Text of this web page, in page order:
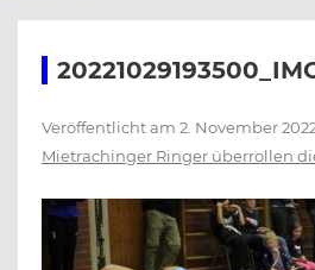
Veröffentlicht am 2. November
Mietrachinger Ringer überrollen